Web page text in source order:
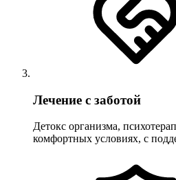
Лечение с заботой
Детокс организма,
комфортных условиях, с